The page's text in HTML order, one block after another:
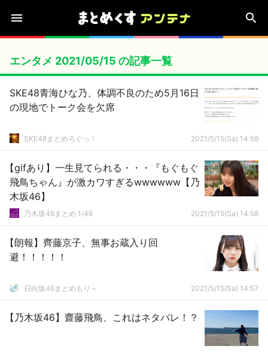
エンタメ 2021/05/15 の記事一覧
SKE48青海ひな乃、体調不良のため5月16日
の現地でトーク会を欠席
SKE48まとめろぐっ！ 2021/5/15(Sa) 14:59
【gifあり】一生見てられる・・・『もぐもぐ
飛鳥ちゃん』が激カワすぎるwwwwww【乃
木坂46】
乃木坂46まとめ 1/46 2021/5/15(Sa) 14:58
【朗報】齊藤京子、無事お蔵入り回
避！！！！！
日向坂46まとめもり～ 2021/5/15(Sa) 14:57
【乃木坂46】齋藤飛鳥、これはネタバレ！？